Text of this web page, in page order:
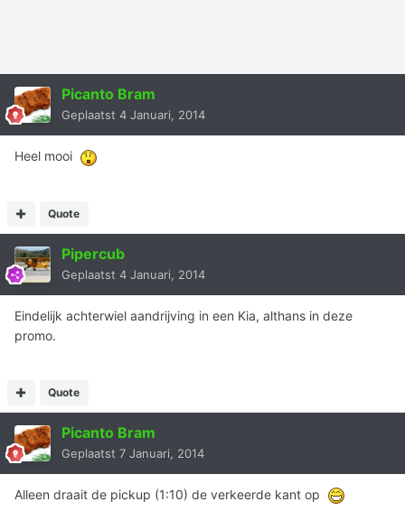
Picanto Bram
Geplaatst 4 Januari, 2014
Heel mooi
Quote
Pipercub
Geplaatst 4 Januari, 2014
Eindelijk achterwiel aandrijving in een Kia, althans in deze
promo.
Quote
Picanto Bram
Geplaatst 7 Januari, 2014
Alleen draait de pickup (1:10) de verkeerde kant op